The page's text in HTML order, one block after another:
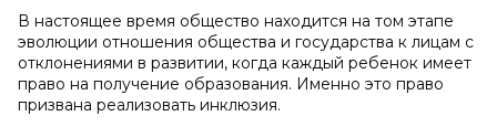
В настоящее время общество находится на том этапе
эволюции отношения общества и государства к лицам с
отклонениями в развитии, когда каждый ребенок имеет
право на получение образования. Именно это право
призвана реализовать инклюзия.